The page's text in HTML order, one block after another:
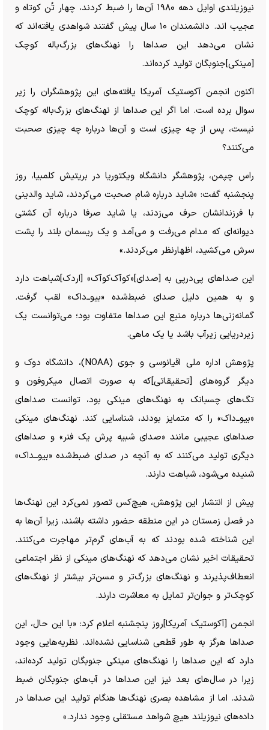
نیوزیلندی اوایل دهه ۱۹۸۰ آن‌ها را ضبط کردند، چهار تُن کوتاه و
عجیب اند. دانشمندان ۱۰ سال پیش گفتند شواهدی یافته‌اند که
نشان می‌دهد این صدا‌ها را نهنگ‌های بزرگ‌باله کوچک
[مینکی]جنوبگان تولید کرده‌اند.
اکنون انجمن آکوستیک آمریکا یافته‌های این پژوهشگران را زیر
سوال برده است. اما اگر این صدا‌ها از نهنگ‌های بزرگ‌باله کوچک
نیست، پس از چه چیزی است و آن‌ها درباره چه چیزی صحبت
می‌کنند؟
راس چپمن، پژوهشگر دانشگاه ویکتوریا در بریتیش کلمبیا، روز
پنجشنبه گفت: «شاید درباره شام صحبت می‌کردند، شاید والدینی
با فرزندانشان حرف می‌زدند، یا شاید صرفا درباره آن کشتی
دیوانه‌ای که مدام می‌رفت و می‌آمد و یک ریسمان بلند را پشت
سرش می‌کشید، اظهارنظر می‌کردند.»
این صدا‌های پی‌درپی به [صدای]«کوآک‌کوآک» [اردک]شباهت دارد
و به همین دلیل صدای ضبط‌شده «بیو‌ــ‌داک» لقب گرفت.
گمانه‌زنی‌ها درباره منبع این صدا‌ها متفاوت بود؛ می‌توانست یک
زیردریایی زیرآب باشد یا یک ماهی.
پژوهش اداره ملی اقیانوسی و جوی (NOAA)، دانشگاه دوک و
دیگر گروه‌های [تحقیقاتی]که به صورت اتصال میکروفون و
تگ‌های چسبانک به نهنگ‌های مینکی بود، توانست صدا‌های
«بیو‌ــ‌داک» را که متمایز بودند، شناسایی کند. نهنگ‌های مینکی
صدا‌های عجیبی مانند «صدای شبیه پرش یک فنر» و صدا‌های
دیگری تولید می‌کنند که به آنچه در صدای ضبط‌شده «بیو‌ــداک»
شنیده می‌شود، شباهت دارند.
پیش از انتشار این پژوهش، هیچ‌کس تصور نمی‌کرد این نهنگ‌ها
در فصل زمستان در این منطقه حضور داشته باشند، زیرا آن‌ها به
این شناخته شده بودند که به آب‌های گرم‌تر مهاجرت می‌کنند.
تحقیقات اخیر نشان می‌دهد که نهنگ‌های مینکی از نظر اجتماعی
انعطاف‌پذیرند و نهنگ‌های بزرگ‌تر و مسن‌تر بیشتر از نهنگ‌های
کوچک‌تر و جوان‌تر تمایل به معاشرت دارند.
انجمن [آکوستیک آمریکا]روز پنجشنبه اعلام کرد: «با این حال، این
صدا‌ها هرگز به طور قطعی شناسایی نشده‌اند. نظریه‌هایی وجود
دارد که این صدا‌ها را نهنگ‌های مینکی جنوبگان تولید کرده‌اند،
زیرا در سال‌های بعد نیز این صدا‌ها در آب‌های جنوبگان ضبط
شدند. اما از مشاهده بصری نهنگ‌ها هنگام تولید این صدا‌ها در
داده‌های نیوزیلند هیچ شواهد مستقلی وجود ندارد.»